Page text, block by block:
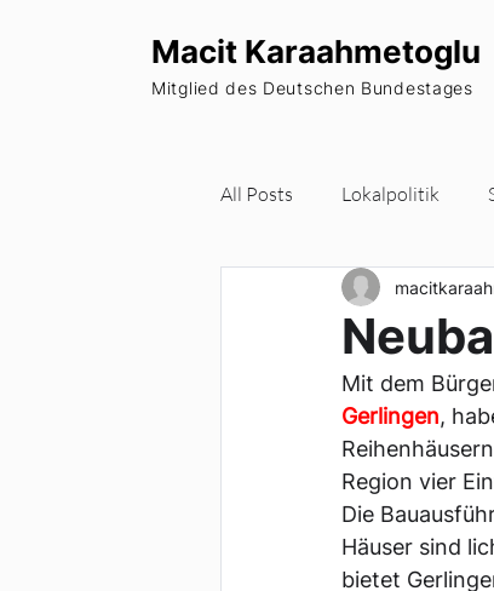
Macit Karaahmetoglu
Mitglied des Deutschen Bundestages
All Posts Lokalpolitik
Wohnraum Europa
NewsletterMit dem
Gerlingen,
Region vier
Die
Häuser sind
bietet